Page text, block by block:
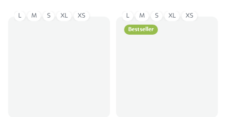
L M S XL XS
Bestseller
L M S XL XS